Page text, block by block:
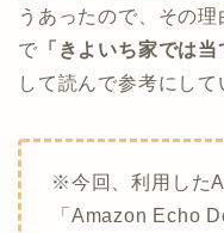
うあったので、その
で 「きよいち家では
して読んで参考にして
※今回、利用した
「Amazon Echo